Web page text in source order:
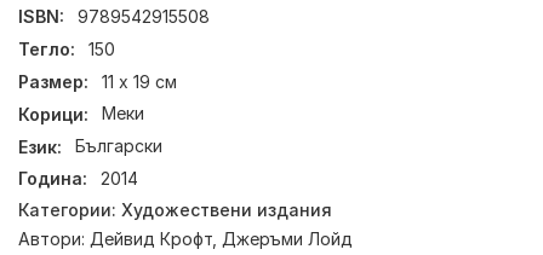
ISBN:
9789542915508
Тегло:
150
Размер:
11 х 19 см
Корици:
Меки
Език:
Български
Година:
2014
Категории: Художествени издания
Автори: Дейвид Крофт Джеръми Лойд